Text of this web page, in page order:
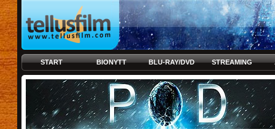
START BIONYTT BLU-RAY/DVD STREAMING